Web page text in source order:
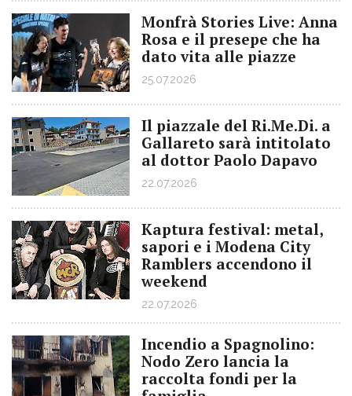
Monfrà Stories Live: Anna
Rosa e il presepe che ha
dato vita alle piazze
25.07.2026
Il piazzale del Ri.Me.Di. a
Gallareto sarà intitolato
al dottor Paolo Dapavo
22.07.2026
Kaptura festival: metal,
sapori e i Modena City
Ramblers accendono il
weekend
22.07.2026
Incendio a Spagnolino:
Nodo Zero lancia la
raccolta fondi per la